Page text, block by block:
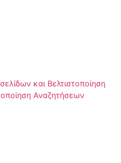
και Βελτιστοποίηση
Αναζητήσεων